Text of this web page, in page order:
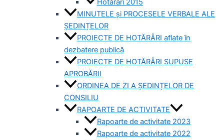
MINUTELE și PROCESELE VERBALE ALE
ȘEDINȚELOR
PROIECTE DE HOTĂRÂRI aflate în
dezbatere publică
PROIECTE DE HOTĂRÂRI SUPUSE
APROBĂRII
ORDINEA DE ZI A ȘEDINȚELOR DE
CONSILIU
RAPOARTE DE ACTIVITATE
Rapoarte de activitate 2023
Rapoarte de activitate 2022